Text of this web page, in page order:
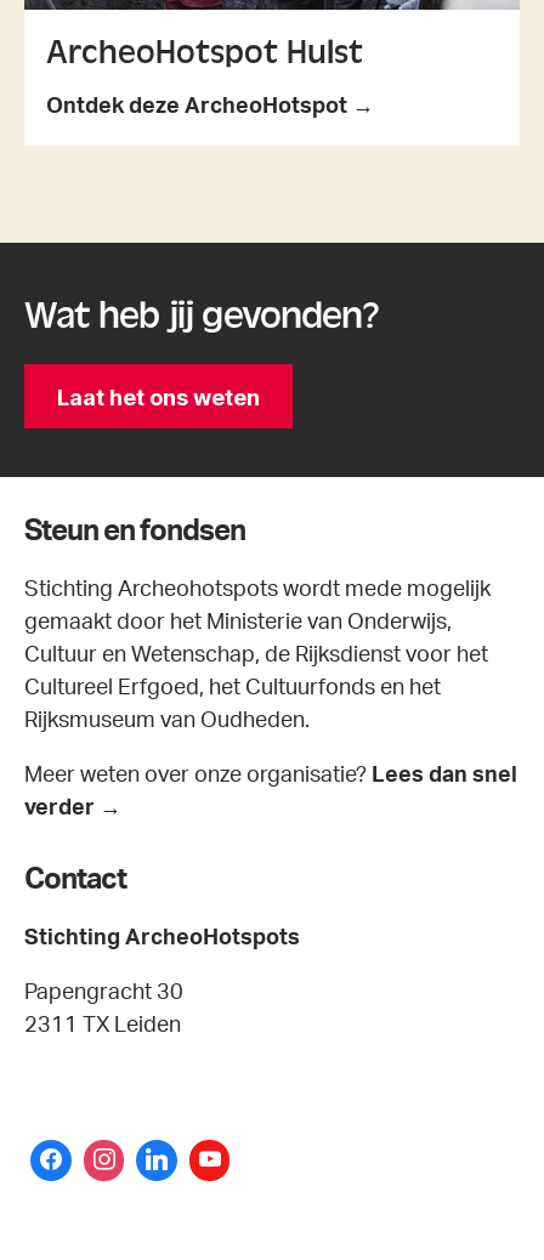
ArcheoHotspot Hulst
Ontdek deze ArcheoHotspot →
Wat heb jij gevonden?
Laat het ons weten
Steun en fondsen
Stichting Archeohotspots wordt mede mogelijk
gemaakt door het Ministerie van Onderwijs,
Cultuur en Wetenschap, de Rijksdienst voor het
Cultureel Erfgoed, het Cultuurfonds en het
Rijksmuseum van Oudheden.
Meer weten over onze organisatie? Lees dan snel
verder →
Contact
Stichting ArcheoHotspots
Papengracht 30
2311 TX Leiden